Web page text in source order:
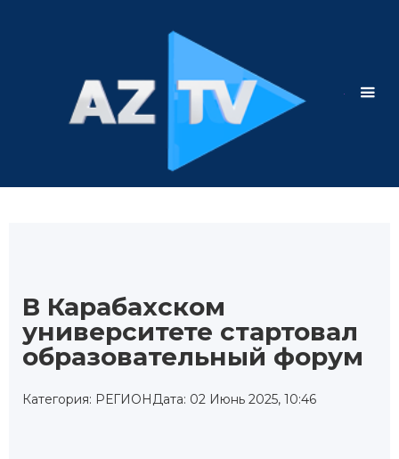
В Карабахском
университете стартовал
образовательный форум
Категория: РЕГИОНДата: 02 Июнь 2025, 10:46